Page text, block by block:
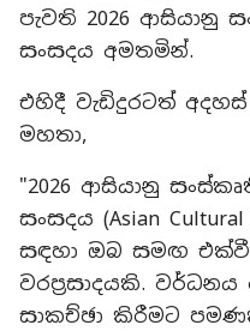
පැවති 2026 ආසියානු
සංසදය අමතමින්.
එහිදී වැඩිදුරටත්
මහතා,
"2026 ආසියානු
සංසදය (Asian Cultural
සඳහා ඔබ සමඟ
වරප්‍රසාදයකි.
සාකච්ඡා කිරීමට